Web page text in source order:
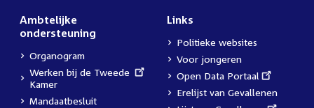
Ambtelijke
ondersteuning
Organogram
External
link:
Werken bij de Tweede
Kamer
Mandaatbesluit
Links
Politieke websites
Voor jongeren
External
link:
Open Data Portaal
Erelijst van Gevallenen